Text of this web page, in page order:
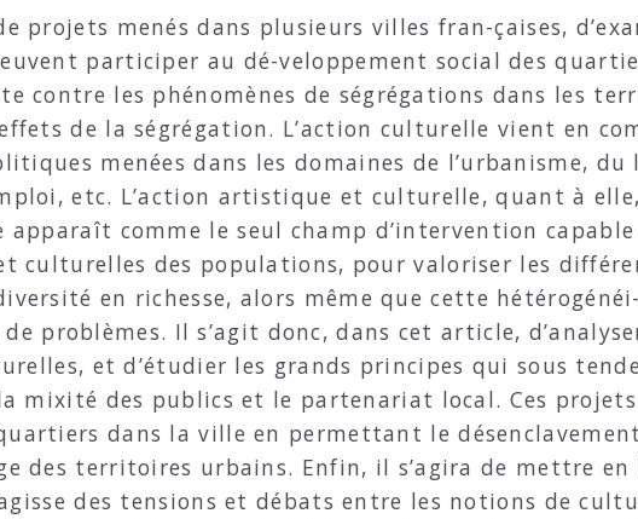
projets menés dans plusieurs villes fran-çaises,
participer au dé-veloppement social des
les phénomènes de ségrégations dans les
de la ségrégation. L’action culturelle vient en
menées dans les domaines de l’urbanisme, du
etc. L’action artistique et culturelle, quant à
comme le seul champ d’intervention capable
culturelles des populations, pour valoriser les
en richesse, alors même que cette
problèmes. Il s’agit donc, dans cet article,
et d’étudier les grands principes qui sous
mixité des publics et le partenariat local. Ces
dans la ville en permettant le
des territoires urbains. Enfin, il s’agira de mettre en
des tensions et débats entre les notions de